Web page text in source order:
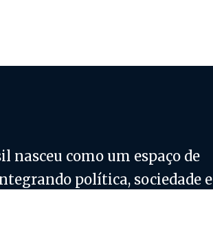
nasceu como um espaço de
política, sociedade e